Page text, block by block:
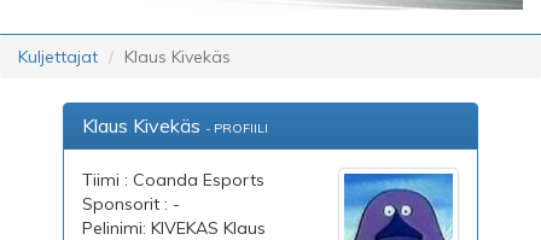
Kuljettajat Klaus Kivekäs
Klaus Kivekäs - PROFIILI
Tiimi : Coanda Esports
Sponsorit : -
Pelinimi: KIVEKAS Klaus